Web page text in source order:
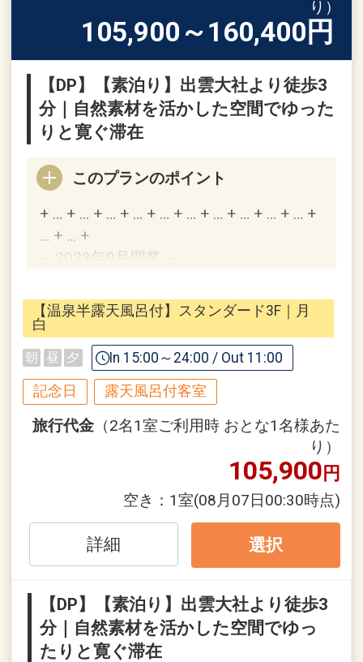
り）
105,900～160,400 円
【DP】【素泊り】出雲大社より徒歩3
分｜自然素材を活かした空間でゆった
りと寛ぐ滞在
このプランのポイント
+ … + … + … + … + … + … + … + … + … + … +
… + … +
～2023年9月開業～
で、遅い時間のチェックインも可能でご
ざいます。
全てのお部屋に備え付けられた温泉の半
露天風呂で心ゆくまでお寛ぎください。
4階テラスからは、出雲大社勢溜、稲佐
の夕日をご覧いただけます。
ここでしか体験できないひとときを、存
分にご堪能ください。
+ … + … + … + … + … + … + … + … + … + … +
… + … +
・チェックイン：15：00
・チェックアウト：11：00
※事前にチェックイン時間の確認をさせ
【温泉半露天風呂付】スタンダード3F｜月
白
朝 昼 夕 In 15:00～24:00 / Out 11:00
記念日 露天風呂付客室
旅行代金 （2名1室ご利用時 おとな1名様あた
り）
105,900円
空き： 1室(08月07日00:30時点)
詳細 選択
【DP】【素泊り】出雲大社より徒歩3
分｜自然素材を活かした空間でゆっ
たりと寛ぐ滞在